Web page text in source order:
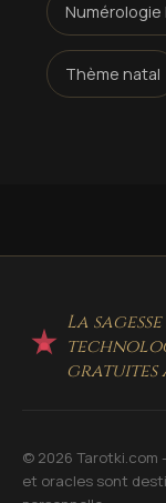
Numérologie
Thème natal
La
gratuites
© 2026 Tarotki.com
et oracles sont